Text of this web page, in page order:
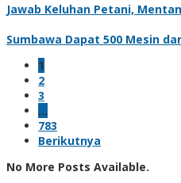
Jawab Keluhan Petani,
Sumbawa Dapat 500 Mesin
1
2
3
…
783
Berikutnya
No More Posts Available.